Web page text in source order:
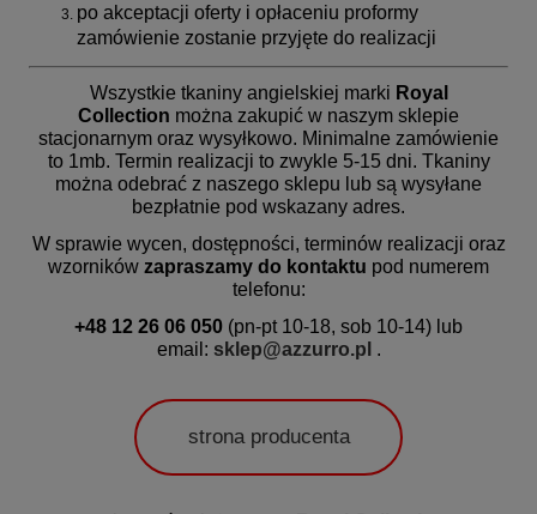
po akceptacji oferty i opłaceniu proformy
zamówienie zostanie przyjęte do realizacji
Wszystkie tkaniny angielskiej marki Royal
Collection można zakupić w naszym sklepie
stacjonarnym oraz wysyłkowo. Minimalne zamówienie
to 1mb. Termin realizacji to zwykle 5-15 dni. Tkaniny
można odebrać z naszego sklepu lub są wysyłane
bezpłatnie pod wskazany adres.
W sprawie wycen, dostępności, terminów realizacji oraz
wzorników zapraszamy do kontaktu pod numerem
telefonu:
+48 12 26 06 050 (pn-pt 10-18, sob 10-14) lub
email: sklep@azzurro.pl .
strona producenta